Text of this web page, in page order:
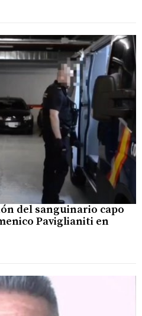
del sanguinario capo
Paviglianiti en